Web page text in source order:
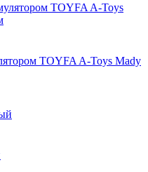
TOYFA A-Toys Mady